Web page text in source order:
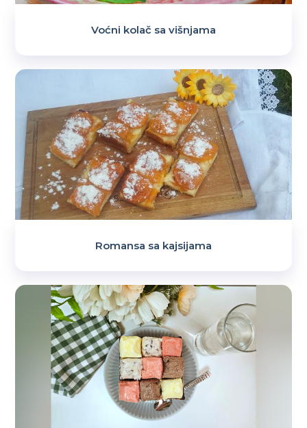
Voćni kolač sa višnjama
Romansa sa kajsijama